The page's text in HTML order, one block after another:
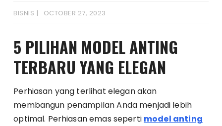
BISNIS OCTOBER 27, 2023
5 PILIHAN MODEL ANTING
TERBARU YANG ELEGAN
Perhiasan yang terlihat elegan akan
membangun penampilan Anda menjadi lebih
optimal. Perhiasan emas seperti model anting